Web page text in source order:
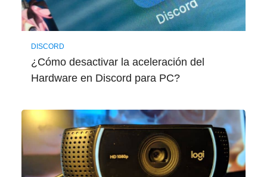
DISCORD
¿Cómo desactivar la aceleración del
Hardware en Discord para PC?